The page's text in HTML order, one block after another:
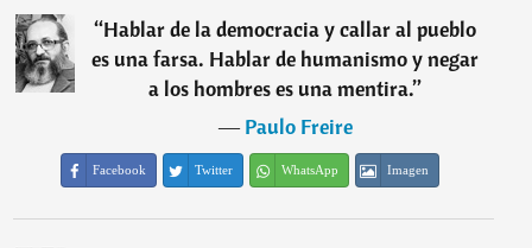
“Hablar de la democracia y callar al pueblo
es una farsa. Hablar de humanismo y negar
a los hombres es una mentira.”
―Paulo Freire
Facebook Twitter WhatsApp Imagen